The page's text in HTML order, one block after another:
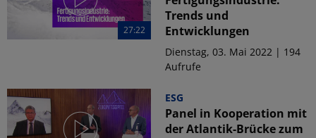
27:22
Trends und
Entwicklungen
Dienstag, 03. Mai 2022 | 194
Aufrufe
ESG
Panel in Kooperation mit
der Atlantik-Brücke zum